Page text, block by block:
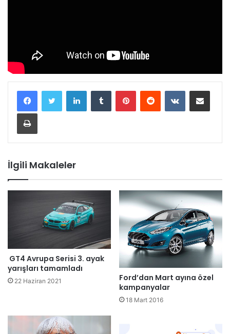
İlgili Makaleler
GT4 Avrupa Serisi 3. ayak
yarışları tamamladı
22 Haziran 2021
Ford’dan Mart ayına özel
kampanyalar
18 Mart 2016